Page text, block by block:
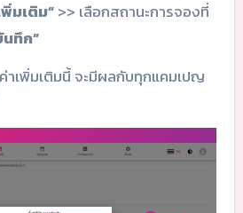
มเติม”>> เลือกสถานะการจองที่
นทึก”
าเพิ่มเติมนี้ จะมีผลกับทุกแคมเปญ